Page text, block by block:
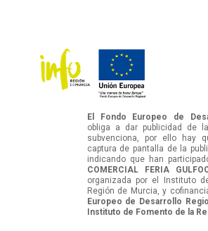
El Fondo Europeo de
obliga a dar publicidad de
subvenciona, por ello hay
captura de pantalla de la
indicando que han
COMERCIAL FERIA
organizada por el Instituto
Región de Murcia, y
Europeo de Desarrollo
Instituto de Fomento de la